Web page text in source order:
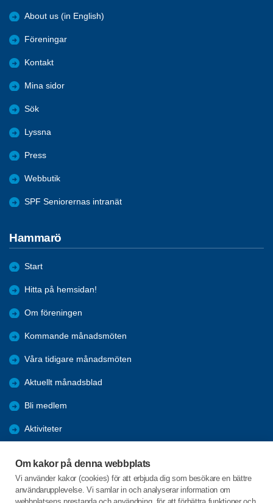
Om kakor på denna webbplats
Vi använder kakor (cookies) för att erbjuda dig som besökare en bättre
användarupplevelse. Vi samlar in och analyserar information om
About us (in English)
Föreningar
Kontakt
Mina sidor
Sök
Lyssna
Press
Webbutik
SPF Seniorernas intranät
Hammarö
Start
Hitta på hemsidan!
Om föreningen
Kommande månadsmöten
Våra tidigare månadsmöten
Aktuellt månadsblad
Bli medlem
Aktiviteter
Referat
Årsmöten